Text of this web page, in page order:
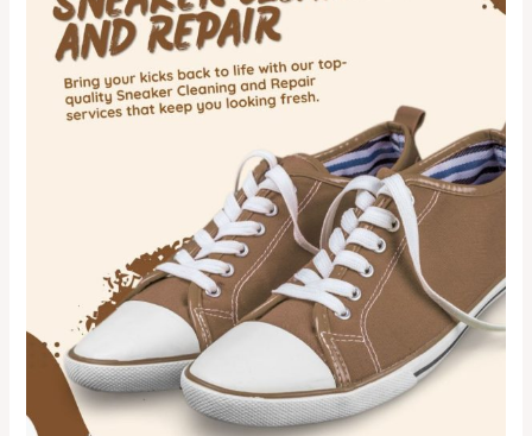
Premium
PIK
Bersih,